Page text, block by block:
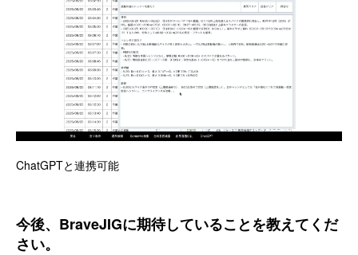
ChatGPTと連携可能
今後、BraveJIGに期待していることを教えてくだ
さい。